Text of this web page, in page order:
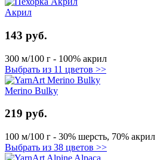
Акрил
143 руб.
300 м/100 г - 100% акрил
Выбрать из 11 цветов >>
Merino Bulky
219 руб.
100 м/100 г - 30% шерсть, 70% акрил
Выбрать из 38 цветов >>